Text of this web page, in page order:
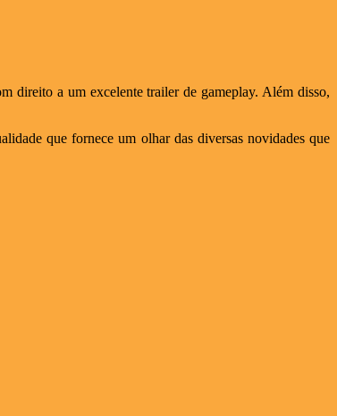
direito a um excelente trailer de gameplay. Além disso,
que fornece um olhar das diversas novidades que